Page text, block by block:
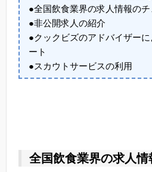
●全国飲食業界の求人情報のチ
●非公開求人の紹介
●クックビズのアドバイザー
ート
●スカウトサービスの利用
全国飲食業界の求人情